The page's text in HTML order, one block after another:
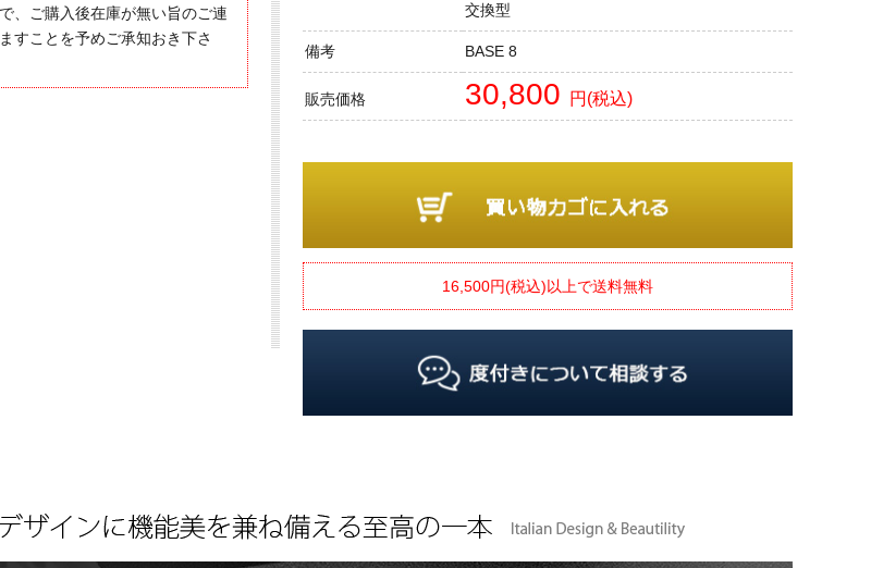
、ご購入後在庫が無い旨のご連
すことを予めご承知おき下さ
交換型
備考 BASE 8
販売価格 30,800 円(税込)
16,500円(税込)以上で送料無料